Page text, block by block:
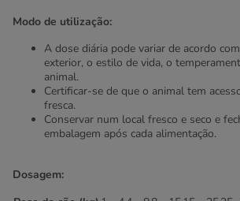
Modo de utilização:
A dose diária pode variar de acordo
exterior, o estilo de vida, o
animal.
Certificar-se de que o animal tem
fresca.
Conservar num local fresco e seco e
embalagem após cada alimentação.
Dosagem: